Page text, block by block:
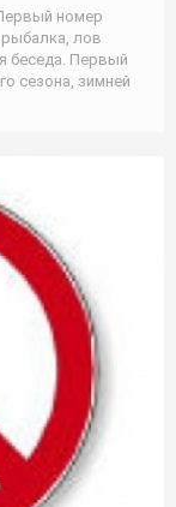
номер
лов
беседа. Первый
сезона, зимней